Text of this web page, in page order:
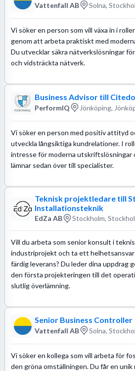
Vattenfall AB Solna,
Vi söker en person som vill växa in i
genom att arbeta praktiskt med
Du utvecklar säkra nätverkslösningar
och vidsträckta nätverk.
Business Advisor till Citedo
PerformIQ Jönköping,
Vi söker en person med positiv attityd
utveckla långsiktiga kundrelationer. I
intresse för moderna utskriftslösningar
lämnar sedan över till specialister.
Teknisk projektledare till
Installationsteknik
EdZa AB Stockholm,
Vill du arbeta som senior konsult i
industriprojekt och ta ett
färdig leverans? Du leder dina uppdrag
den första projekteringen till det
slutlig överlämning.
Senior Business Controller
Vattenfall AB Solna,
Vi söker en kollega som vill arbeta för
den gröna omställningen. Du får en